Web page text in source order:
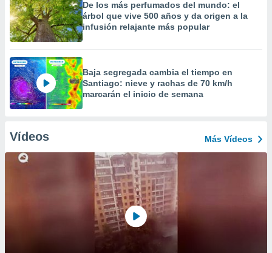
De los más perfumados del mundo: el
árbol que vive 500 años y da origen a la
infusión relajante más popular
Baja segregada cambia el tiempo en
Santiago: nieve y rachas de 70 km/h
marcarán el inicio de semana
Vídeos Más Vídeos